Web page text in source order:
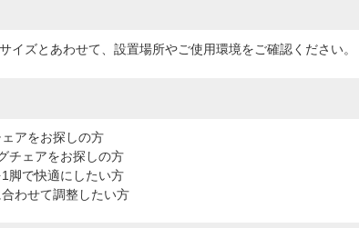
イズとあわせて、設置場所やご使用環境をご確認ください。
アをお探しの方
チェアをお探しの方
脚で快適にしたい方
わせて調整したい方